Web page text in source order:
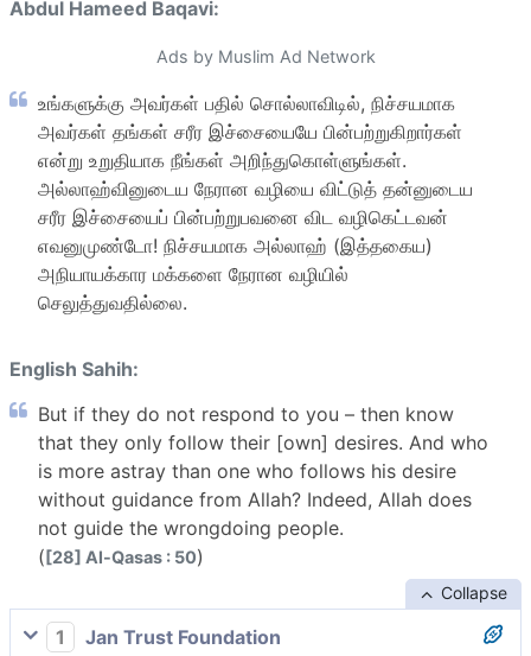
Abdul Hameed Baqavi:
Ads by Muslim Ad Network
உங்களுக்கு அவர்கள் பதில் சொல்லாவிடில், நிச்சயமாக
அவர்கள் தங்கள் சரீர இச்சையையே பின்பற்றுகிறார்கள்
என்று உறுதியாக நீங்கள் அறிந்துகொள்ளுங்கள்.
அல்லாஹ்வினுடைய நேரான வழியை விட்டுத் தன்னுடைய
சரீர இச்சையைப் பின்பற்றுபவனை விட வழிகெட்டவன்
எவனுமுண்டோ! நிச்சயமாக அல்லாஹ் (இத்தகைய)
அநியாயக்கார மக்களை நேரான வழியில்
செலுத்துவதில்லை.
English Sahih:
But if they do not respond to you – then know
that they only follow their [own] desires. And who
is more astray than one who follows his desire
without guidance from Allah? Indeed, Allah does
not guide the wrongdoing people.
([28] Al-Qasas : 50)
Collapse
1
Jan Trust Foundation